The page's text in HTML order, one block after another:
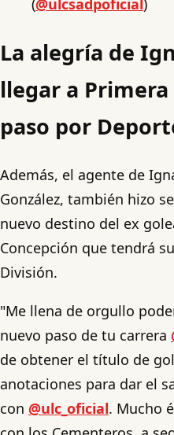
(@ulcsadpoficial)
La alegría de
llegar a
paso por
Además, el agente de
González, también hizo
nuevo destino del ex
Concepción que tendrá
División.
"Me llena de orgullo
nuevo paso de tu carrera
de obtener el título de
anotaciones para dar el
con @ulc_oficial. Mucho